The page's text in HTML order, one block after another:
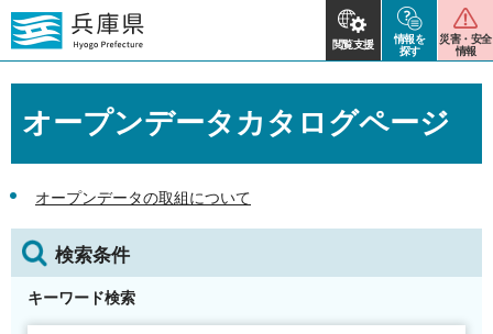
閲覧支援
情報を
探す
災害・安全
情報
オープンデータカタログページ
オープンデータの取組について
検索条件
キーワード検索